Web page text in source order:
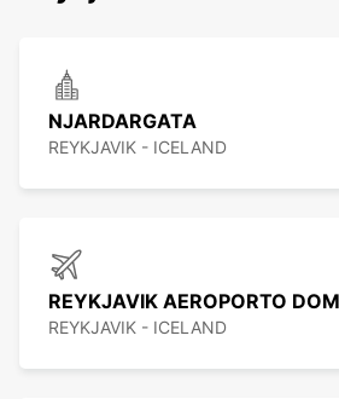
NJARDARGATA
REYKJAVIK - ICELAND
REYKJAVIK AEROPORTO
REYKJAVIK - ICELAND